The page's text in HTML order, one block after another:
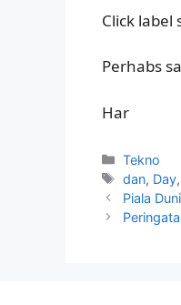
Click label
Perhabs
Har
Kategori
Tekno
Tag
dan, Day,
Piala